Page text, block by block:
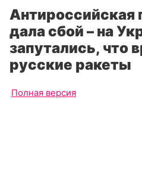
Антироссийская
дала сбой – на
запутались, что
русские ракеты
Полная версия